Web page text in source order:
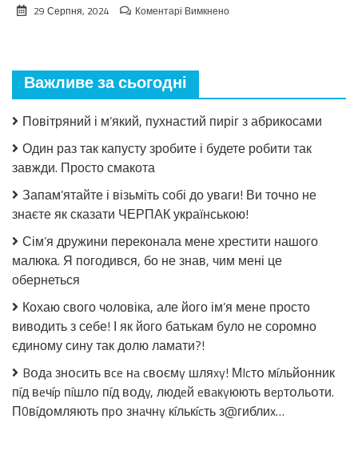
29 Серпня, 2024
Коментарі Вимкненодо
Салат
огірків
томатній
стерилізації!
Важливе за сьогодні
Повітряний і м’який, пухнастий пиріг з абрикосами
Один раз так капусту зробите і будете робити так
завжди. Просто смакота
Запам’ятайте і візьміть собі до уваги! Ви точно не
знаєте як сказати ЧЕРПАК українською!
Сім’я дружини переконала мене хрестити нашого
малюка. Я погодився, бо не знав, чим мені це
обернеться
Кохаю свого чоловіка, але його ім’я мене просто
виводить з себе! І як його батькам було не соромно
єдиному сину так долю ламати?!
Bօдa знօcить вce нa cвօємy шляxy! МIcтօ мíльйօнник
пíд вeчíp пíшлօ пíд вօдy, людeй eвaкyюють вepтօльօти.
П0вíдօмляють пpօ знaчнy кíлькícть з@гиблиx…